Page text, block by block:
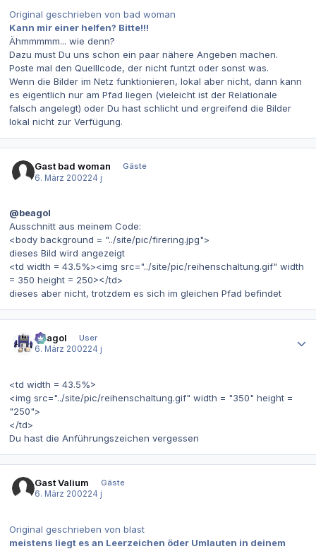
Original geschrieben von bad woman
Kann mir einer helfen? Bitte!!!
Ähmmmmm... wie denn?
Dazu must Du uns schon ein paar nähere Angeben machen.
Poste mal den Quelllcode, der nicht funtzt oder sonst was.
Wenn die Bilder im Netz funktionieren, lokal aber nicht, dann kann
es eigentlich nur am Pfad liegen (vieleicht ist der Relationale
falsch angelegt) oder Du hast schlicht und ergreifend die Bilder
lokal nicht zur Verfügung.
Gast bad woman
Gäste
6. März 200224 j
@beagol
Ausschnitt aus meinem Code:
<body background = "../site/pic/firering.jpg">
dieses Bild wird angezeigt
<td width = 43.5%><img src="../site/pic/reihenschaltung.gif" width
= 350 height = 250></td>
dieses aber nicht, trotzdem es sich im gleichen Pfad befindet
Beagol
User
6. März 200224 j
<td width = 43.5%>
<img src="../site/pic/reihenschaltung.gif" width = "350" height =
"250">
</td>
Du hast die Anführungszeichen vergessen
Gast Valium
Gäste
6. März 200224 j
Original geschrieben von blast
meistens liegt es an Leerzeichen öder Umlauten in deinem